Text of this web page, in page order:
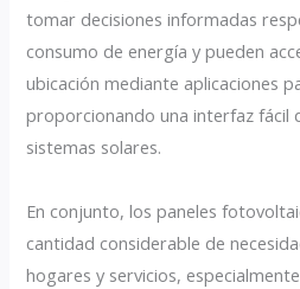
tomar decisiones informadas
consumo de energía y pueden
ubicación mediante aplicaciones
proporcionando una interfaz fácil
sistemas solares.
En conjunto, los paneles
cantidad considerable de
hogares y servicios,